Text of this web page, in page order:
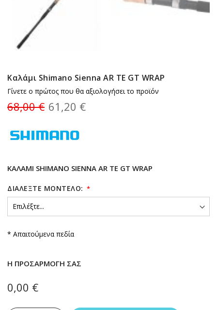
Καλάμι Shimano Sienna AR TE GT WRAP
Γίνετε ο πρώτος που θα αξιολογήσει το προϊόν
61,20 €
68,00 €
ΚΑΛΆΜΙ SHIMANO SIENNA AR TE GT WRAP
ΔΙΑΛΈΞΤΕ ΜΟΝΤΈΛΟ:
* Απαιτούμενα πεδία
Η ΠΡΟΣΑΡΜΟΓΉ ΣΑΣ
0,00 €